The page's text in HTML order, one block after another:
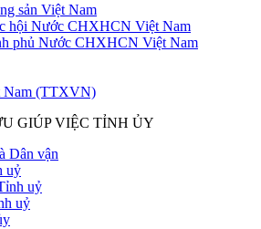
sản Việt Nam
hội Nước CHXHCN Việt Nam
phủ Nước CHXHCN Việt Nam
Nam (TTXVN)
GIÚP VIỆC TỈNH ỦY
Dân vận
uỷ
uỷ
uỷ